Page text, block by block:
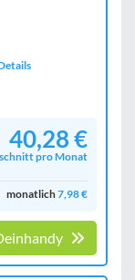
40,28 €
pro Monat
monatlich7,98 €